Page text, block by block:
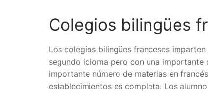
Colegios bilingües
Los colegios bilingües franceses
segundo idioma pero con una importante
importante número de materias en
establecimientos es completa. Los